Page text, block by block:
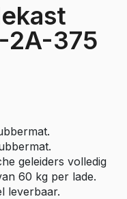
2A-375
geleiders volledig
60 kg per lade.
leverbaar.